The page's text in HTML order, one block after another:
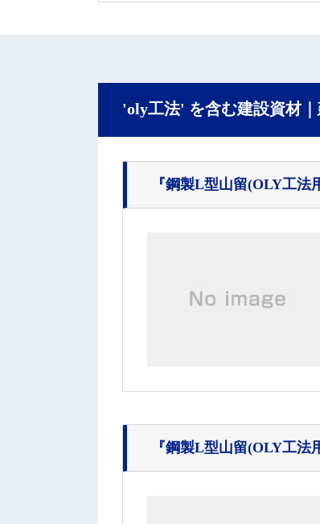
'oly工法' を含む建設資材
『鋼製L型山留(OLY工法
『鋼製L型山留(OLY工法